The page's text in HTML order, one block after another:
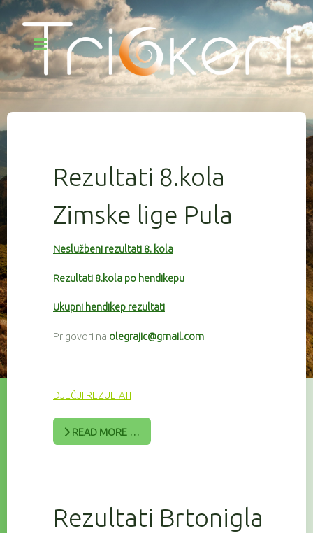
Rezultati 8.kola
Zimske lige Pula
Neslužbeni rezultati 8. kola
Rezultati 8.kola po hendikepu
Ukupni hendikep rezultati
Prigovori na olegrajic@gmail.com
DJEČJI REZULTATI
READ MORE …
Rezultati Brtonigla